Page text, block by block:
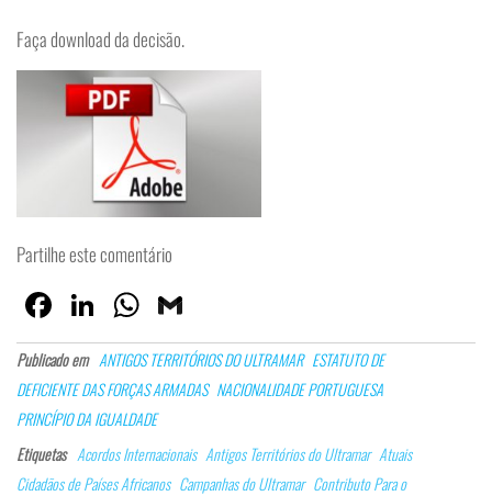
Faça download da decisão.
Partilhe este comentário
Fa
ce
bo
ok
Lin
ke
dI
n
W
ha
ts
Ap
p
m
ail
Publicado em ANTIGOS TERRITÓRIOS DO ULTRAMAR ESTATUTO DE
DEFICIENTE DAS FORÇAS ARMADAS NACIONALIDADE PORTUGUESA
PRINCÍPIO DA IGUALDADE
Etiquetas Acordos Internacionais Antigos Territórios do Ultramar Atuais
Cidadãos de Países Africanos Campanhas do Ultramar Contributo Para o